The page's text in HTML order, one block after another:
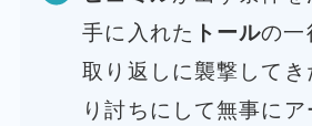
手に入れた トールの一
取り返しに襲撃してき
り討ちにして無事に